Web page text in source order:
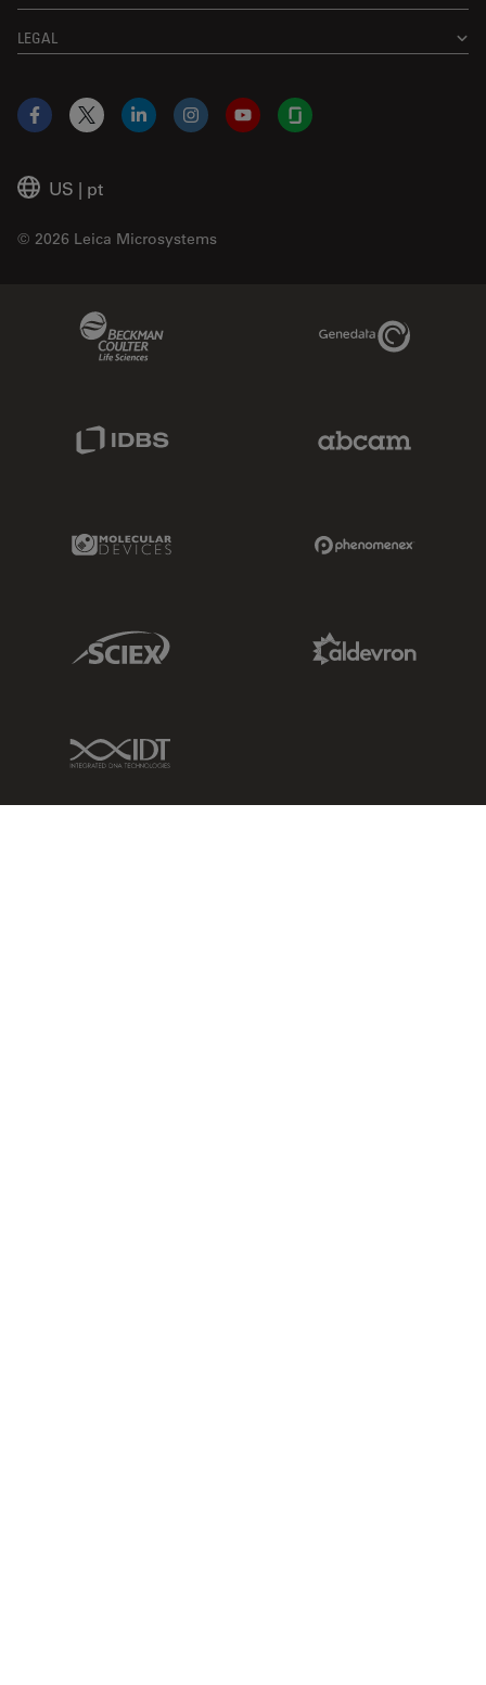
LEGAL
US | pt
© 2026 Leica Microsystems
Facebook
X LinkedInInstagramYouTubeGlassdoor
Genedata Link
Molecular Devices Link
Sciex Link
IDT Link